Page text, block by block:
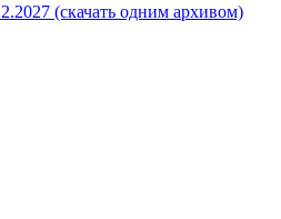
(скачать одним архивом)